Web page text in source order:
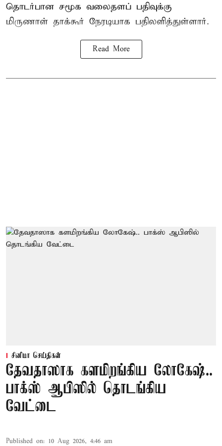
தொடர்பான சமூக வலைதளப் பதிவுக்கு
மிருணாள் தாக்கூர் நேரடியாக பதிலளித்துள்ளார்.
Read More
சினிமா செய்திகள்
தேவதாஸாக களமிறங்கிய லோகேஷ்..
பாக்ஸ் ஆபிஸில் தொடங்கிய
வேட்டை
Published on: 10 Aug 2026, 4:46 am